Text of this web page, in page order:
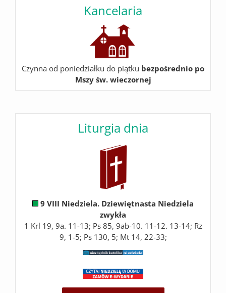
Kancelaria
Czynna od poniedziałku do piątku bezpośrednio po
Mszy św. wieczornej
Liturgia dnia
9 VIII Niedziela. Dziewiętnasta Niedziela
zwykła
1 Krl 19, 9a. 11-13; Ps 85, 9ab-10. 11-12. 13-14; Rz
9, 1-5; Ps 130, 5; Mt 14, 22-33;